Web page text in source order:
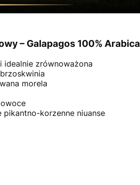
– Galapagos 100% Arabica
idealnie zrównoważona
morela
pikantno-korzenne niuanse